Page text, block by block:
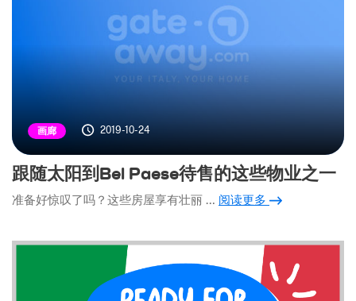
画廊 2019-10-24
跟随太阳到Bel Paese待售的这些物业之一
准备好惊叹了吗？这些房屋享有壮丽 … 阅读更多